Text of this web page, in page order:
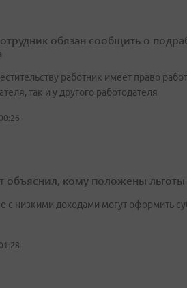
обязан сообщить о
работник имеет право
так и у другого работодателя
объяснил, кому положены
с низкими доходами могут оформить